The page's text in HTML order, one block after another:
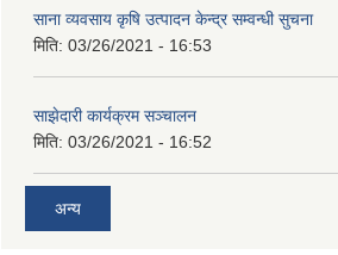
साना व्यवसाय कृषि उत्पादन केन्द्र सम्वन्धी सुचना
मिति: 03/26/2021 - 16:53
साझेदारी कार्यक्रम सञ्चालन
मिति: 03/26/2021 - 16:52
अन्य